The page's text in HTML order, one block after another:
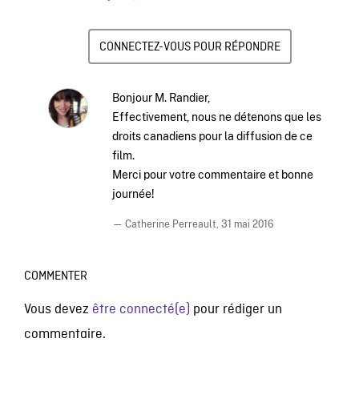
CONNECTEZ-VOUS POUR RÉPONDRE
Bonjour M. Randier,
Effectivement, nous ne détenons que les
droits canadiens pour la diffusion de ce
film.
Merci pour votre commentaire et bonne
journée!
— Catherine Perreault, 31 mai 2016
COMMENTER
Vous devez être connecté(e) pour rédiger un
commentaire.